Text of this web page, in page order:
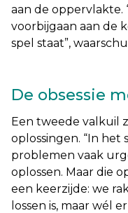
aan de oppervlakte.
voorbijgaan aan de
spel staat”,
De obsessie
Een tweede valkuil
oplossingen. “In het
problemen vaak
oplossen. Maar die
een keerzijde: we
lossen is, maar wél